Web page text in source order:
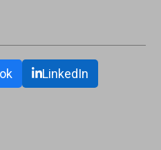
LinkedIn